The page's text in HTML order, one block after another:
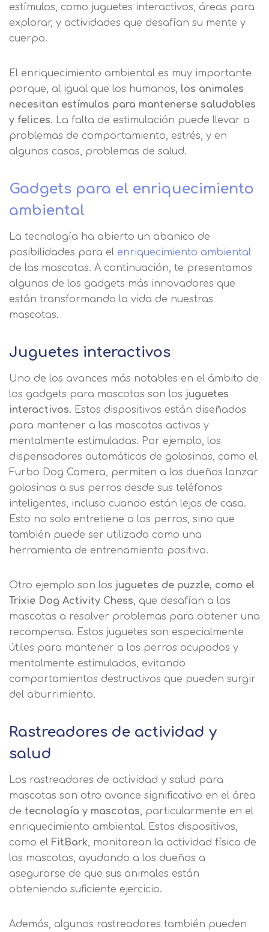
estímulos, como juguetes interactivos, áreas para
explorar, y actividades que desafían su mente y
cuerpo.
El enriquecimiento ambiental es muy importante
porque, al igual que los humanos, los animales
necesitan estímulos para mantenerse saludables
y felices. La falta de estimulación puede llevar a
problemas de comportamiento, estrés, y en
algunos casos, problemas de salud.
Gadgets para el enriquecimiento
ambiental
La tecnología ha abierto un abanico de
posibilidades para el enriquecimiento ambiental
de las mascotas. A continuación, te presentamos
algunos de los gadgets más innovadores que
están transformando la vida de nuestras
mascotas.
Juguetes interactivos
Uno de los avances más notables en el ámbito de
los gadgets para mascotas son los juguetes
interactivos. Estos dispositivos están diseñados
para mantener a las mascotas activas y
mentalmente estimuladas. Por ejemplo, los
dispensadores automáticos de golosinas, como el
Furbo Dog Camera, permiten a los dueños lanzar
golosinas a sus perros desde sus teléfonos
inteligentes, incluso cuando están lejos de casa.
Esto no solo entretiene a los perros, sino que
también puede ser utilizado como una
herramienta de entrenamiento positivo.
Otro ejemplo son los juguetes de puzzle, como el
Trixie Dog Activity Chess, que desafían a las
mascotas a resolver problemas para obtener una
recompensa. Estos juguetes son especialmente
útiles para mantener a los perros ocupados y
mentalmente estimulados, evitando
comportamientos destructivos que pueden surgir
del aburrimiento.
Rastreadores de actividad y
salud
Los rastreadores de actividad y salud para
mascotas son otro avance significativo en el área
de tecnología y mascotas, particularmente en el
enriquecimiento ambiental. Estos dispositivos,
como el FitBark, monitorean la actividad física de
las mascotas, ayudando a los dueños a
asegurarse de que sus animales están
obteniendo suficiente ejercicio.
Además, algunos rastreadores también pueden